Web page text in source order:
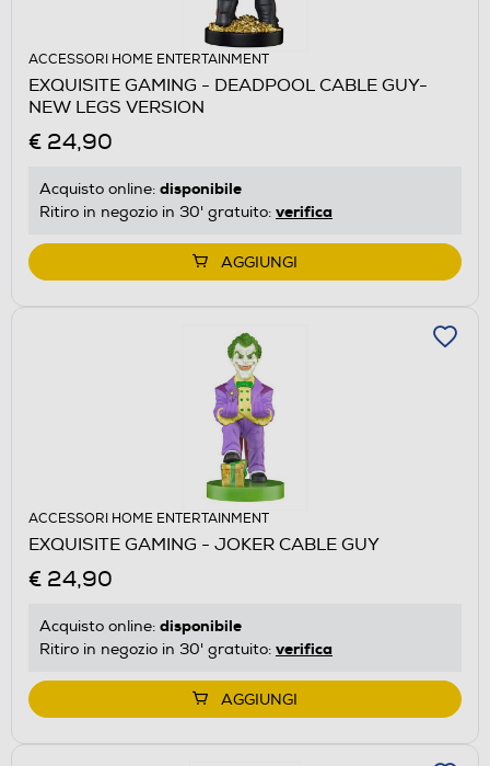
ACCESSORI HOME ENTERTAINMENT
EXQUISITE GAMING - DEADPOOL CABLE GUY-
NEW LEGS VERSION
€ 24,90
Acquisto online: disponibile
Ritiro in negozio in 30' gratuito: verifica
AGGIUNGI
ACCESSORI HOME ENTERTAINMENT
EXQUISITE GAMING - JOKER CABLE GUY
€ 24,90
Acquisto online: disponibile
Ritiro in negozio in 30' gratuito: verifica
AGGIUNGI